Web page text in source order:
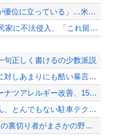
米中のAI開発競争「中国が優位に立っている」…米新興企業CEOが予測！
外国人YouTuberが長崎の民家に不法侵入、「これ留守にしてるだけじゃないの？...
めるよ…！！って事
海外「日本人は何に使ってるんだ？」 世界的ブームの日本の食品、買ってみたものの使...
長崎の語り部お爺ちゃん（84）、修学旅行生に「日本も原爆を持たないと負ける」と言...
【画像】瞬間-26℃冷却のベルトファンが今なら4,980円ｗｗｗ
【配信者】「金バエ」のSNS更新が1週間途絶え、様々な憶測が飛び交う。1週間ぶり...
句正しく書けるの少数派説
【悲報】中国さん、日本に対しあまりにも酷い暴言を放つ 「侵略戦争仕掛けたくせに...
【朗報】「💩移植」でピーナツアレルギー改善、15人中6人が数粒食べられるように
運転してる女性配信者さん、とんでもない駐車テクニックを見せつけてネット民をドン引...
「VIVANT」最新話で最大の裏切り者がまさかの野崎さん！ネット衝撃「嘘だろ」「...